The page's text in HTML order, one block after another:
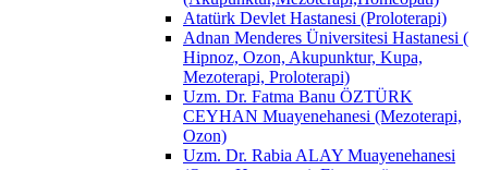
Atatürk Devlet Hastanesi (Proloterapi)
Adnan Menderes Üniversitesi Hastanesi (
Hipnoz, Ozon, Akupunktur, Kupa,
Mezoterapi, Proloterapi)
Uzm. Dr. Fatma Banu ÖZTÜRK
CEYHAN Muayenehanesi (Mezoterapi,
Ozon)
Uzm. Dr. Rabia ALAY Muayenehanesi